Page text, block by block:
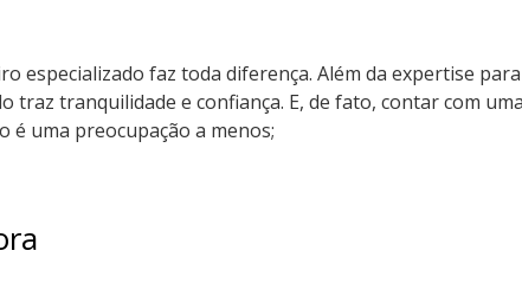
especializado faz toda diferença. Além da expertise
traz tranquilidade e confiança. E, de fato, contar com
é uma preocupação a menos;